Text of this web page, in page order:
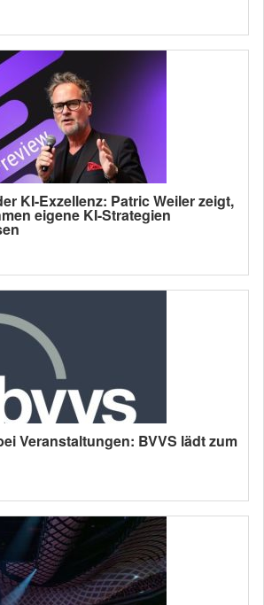
KI-Exzellenz: Patric Weiler zeigt,
eigene KI-Strategien
Veranstaltungen: BVVS lädt zum